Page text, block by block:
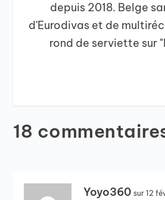
depuis 2018. Belge
d'Eurodivas et de
rond de serviette sur
18
Yoyo360 sur 12